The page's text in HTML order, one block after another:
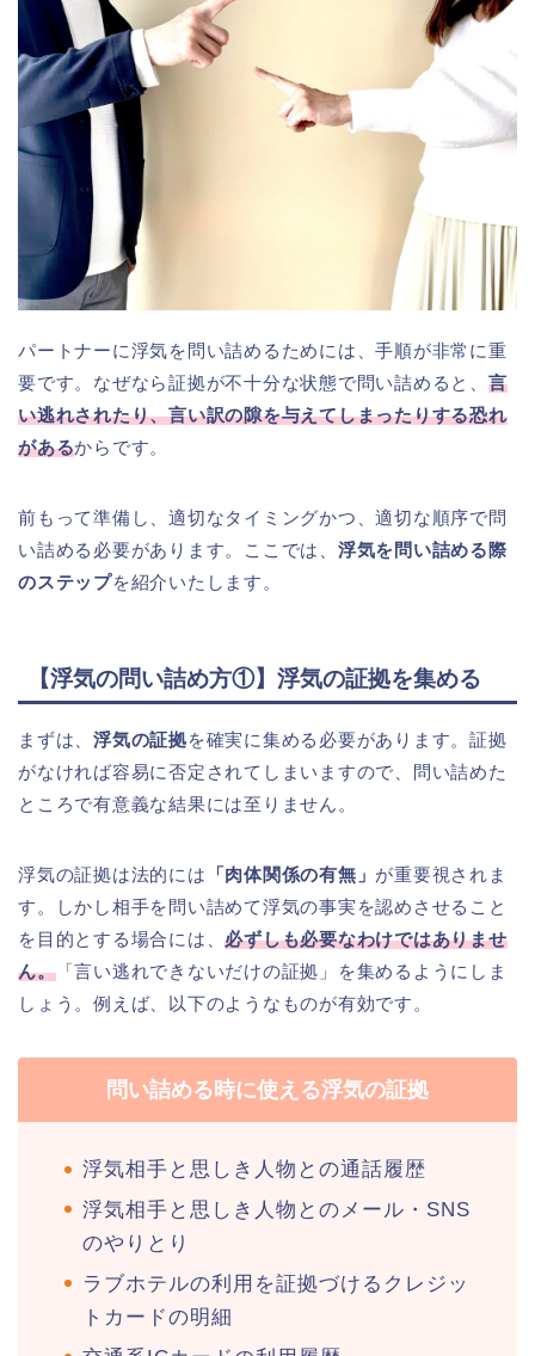
パートナーに浮気を問い詰めるためには、手順が非常に重
要です。なぜなら証拠が不十分な状態で問い詰めると、 言
い逃れされたり、言い訳の隙を与えてしまったりする恐れ
があるからです。
前もって準備し、適切なタイミングかつ、適切な順序で問
い詰める必要があります。ここでは、 浮気を問い詰める際
のステップを紹介いたします。
【浮気の問い詰め方①】浮気の証拠を集める
まずは、 浮気の証拠を確実に集める必要があります。証拠
がなければ容易に否定されてしまいますので、問い詰めた
ところで有意義な結果には至りません。
浮気の証拠は法的には 「肉体関係の有無」 が重要視されま
す。しかし相手を問い詰めて浮気の事実を認めさせること
を目的とする場合には、必ずしも必要なわけではありませ
ん。「言い逃れできないだけの証拠」を集めるようにしま
しょう。例えば、以下のようなものが有効です。
問い詰める時に使える浮気の証拠
浮気相手と思しき人物との通話履歴
浮気相手と思しき人物とのメール・SNS
のやりとり
ラブホテルの利用を証拠づけるクレジッ
トカードの明細